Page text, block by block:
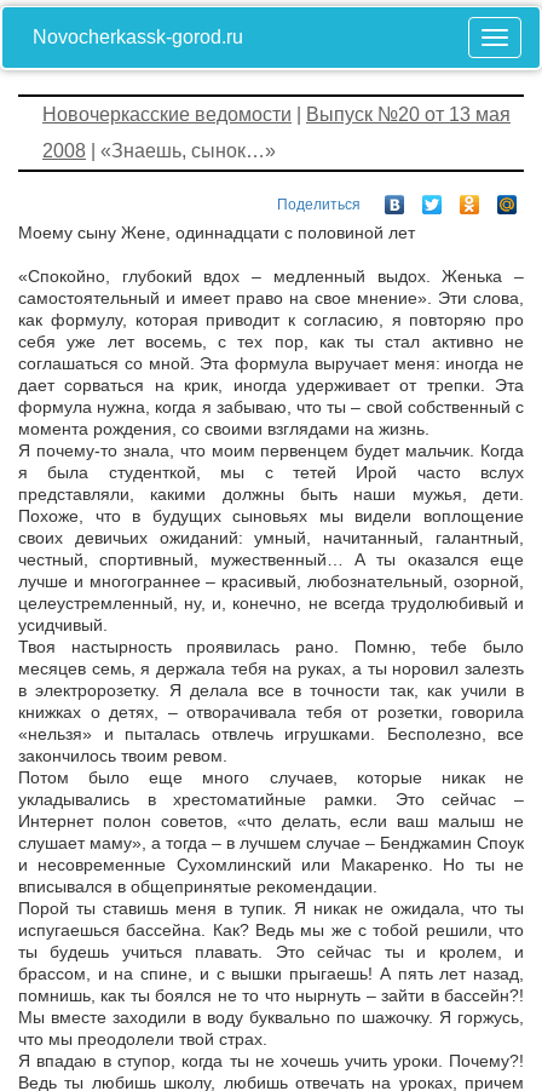
Novocherkassk-gorod.ru
Новочеркасские ведомости
Выпуск №20 от 13 мая
2008 | «Знаешь, сынок…»
Поделиться
Моему сыну Жене, одиннадцати с половиной лет
«Спокойно, глубокий вдох – медленный выдох. Женька –
самостоятельный и имеет право на свое мнение». Эти слова,
как формулу, которая приводит к согласию, я повторяю про
себя уже лет восемь, с тех пор, как ты стал активно не
соглашаться со мной. Эта формула выручает меня: иногда не
дает сорваться на крик, иногда удерживает от трепки. Эта
формула нужна, когда я забываю, что ты – свой собственный с
момента рождения, со своими взглядами на жизнь.
Я почему-то знала, что моим первенцем будет мальчик. Когда
я была студенткой, мы с тетей Ирой часто вслух
представляли, какими должны быть наши мужья, дети.
Похоже, что в будущих сыновьях мы видели воплощение
своих девичьих ожиданий: умный, начитанный, галантный,
честный, спортивный, мужественный… А ты оказался еще
лучше и многограннее – красивый, любознательный, озорной,
целеустремленный, ну, и, конечно, не всегда трудолюбивый и
усидчивый.
Твоя настырность проявилась рано. Помню, тебе было
месяцев семь, я держала тебя на руках, а ты норовил залезть
в электророзетку. Я делала все в точности так, как учили в
книжках о детях, – отворачивала тебя от розетки, говорила
«нельзя» и пыталась отвлечь игрушками. Бесполезно, все
закончилось твоим ревом.
Потом было еще много случаев, которые никак не
укладывались в хрестоматийные рамки. Это сейчас –
Интернет полон советов, «что делать, если ваш малыш не
слушает маму», а тогда – в лучшем случае – Бенджамин Споук
и несовременные Сухомлинский или Макаренко. Но ты не
вписывался в общепринятые рекомендации.
Порой ты ставишь меня в тупик. Я никак не ожидала, что ты
испугаешься бассейна. Как? Ведь мы же с тобой решили, что
ты будешь учиться плавать. Это сейчас ты и кролем, и
брассом, и на спине, и с вышки прыгаешь! А пять лет назад,
помнишь, как ты боялся не то что нырнуть – зайти в бассейн?!
Мы вместе заходили в воду буквально по шажочку. Я горжусь,
что мы преодолели твой страх.
Я впадаю в ступор, когда ты не хочешь учить уроки. Почему?!
Ведь ты любишь школу, любишь отвечать на уроках, причем